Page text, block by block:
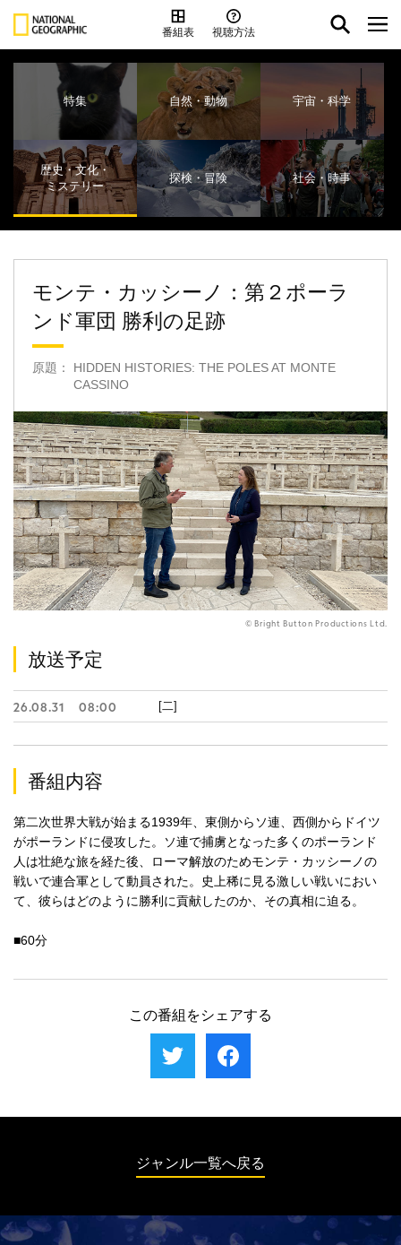
番組表 視聴方法
特集 自然・動物 宇宙・科学
歴史・文化・
ミステリー
探検・冒険 社会・時事
モンテ・カッシーノ：第２ポーラ
ンド軍団 勝利の足跡
原題： HIDDEN HISTORIES: THE POLES AT MONTE
CASSINO
© Bright Button Productions Ltd.
放送予定
26.08.31 08:00 [二]
番組内容
第二次世界大戦が始まる1939年、東側からソ連、西側からドイツ
がポーランドに侵攻した。ソ連で捕虜となった多くのポーランド
人は壮絶な旅を経た後、ローマ解放のためモンテ・カッシーノの
戦いで連合軍として動員された。史上稀に見る激しい戦いにおい
て、彼らはどのように勝利に貢献したのか、その真相に迫る。
■60分
この番組をシェアする
ジャンル一覧へ戻る